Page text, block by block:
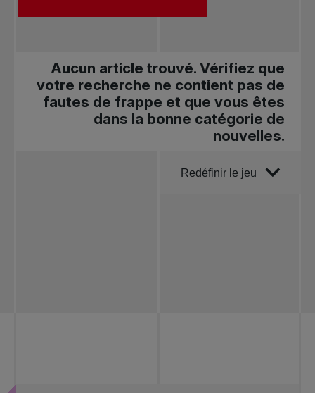
Aucun article trouvé. Vérifiez que
votre recherche ne contient pas de
fautes de frappe et que vous êtes
dans la bonne catégorie de
nouvelles.
Trier par
Redéfinir le jeu